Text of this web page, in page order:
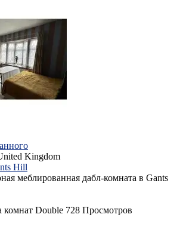
Kingdom
Hill
меблированная дабл-комната в Gants
комнат Double 728 Просмотров